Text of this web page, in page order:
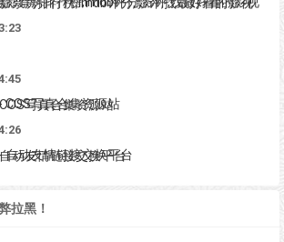
COS写真合集资源站
自动友情链接交换平台
拉黑！